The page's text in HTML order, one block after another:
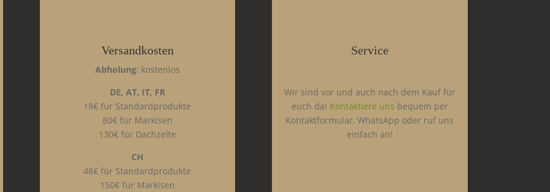
Versandkosten
Abholung: kostenlos
DE, AT, IT, FR
18€ für Standardprodukte
80€ für Markisen
130€ für Dachzelte
CH
48€ für Standardprodukte
150€ für Markisen
Service
Wir sind vor und auch nach dem Kauf für
euch da! Kontaktiere uns bequem per
Kontaktformular, WhatsApp oder ruf uns
einfach an!